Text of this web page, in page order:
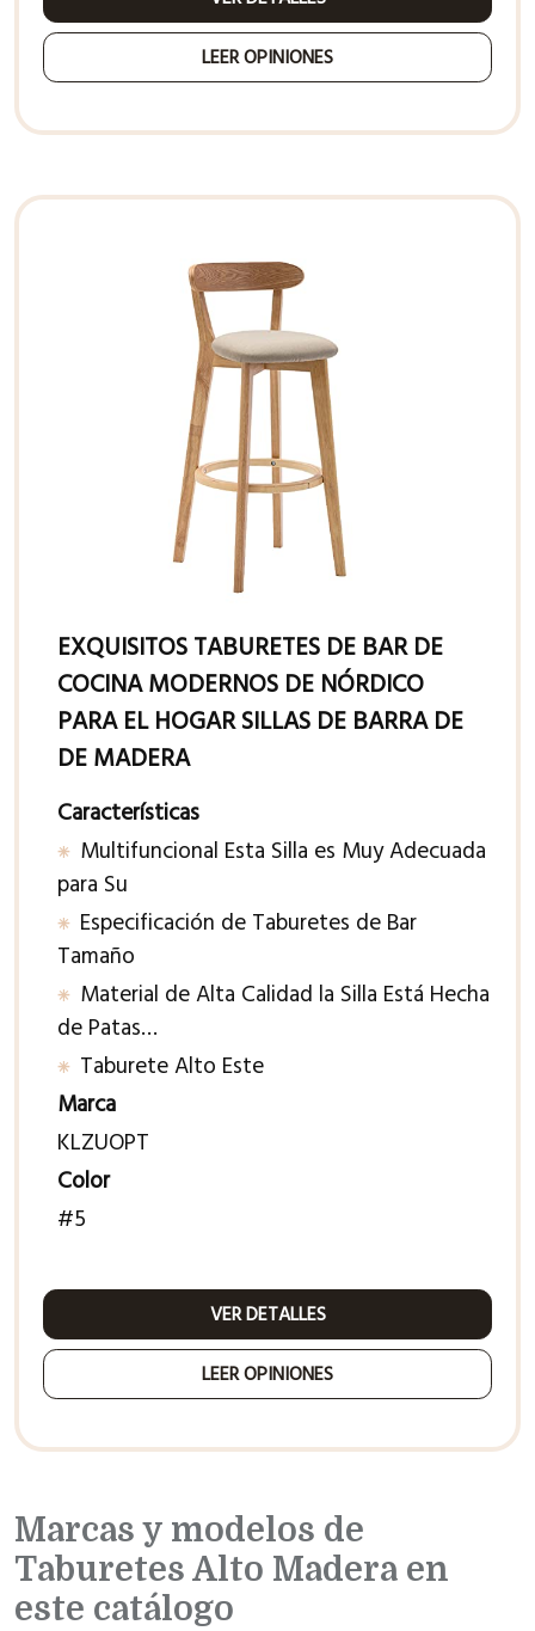
LEER OPINIONES
EXQUISITOS TABURETES DE BAR DE
COCINA MODERNOS DE NÓRDICO
PARA EL HOGAR SILLAS DE BARRA DE
DE MADERA
Características
Multifuncional Esta Silla es Muy Adecuada
para Su
Especificación de Taburetes de Bar
Tamaño
Material de Alta Calidad la Silla Está Hecha
de Patas…
Taburete Alto Este
Marca
KLZUOPT
Color
#5
VER DETALLES
LEER OPINIONES
Marcas y modelos de
Taburetes Alto Madera en
este catálogo